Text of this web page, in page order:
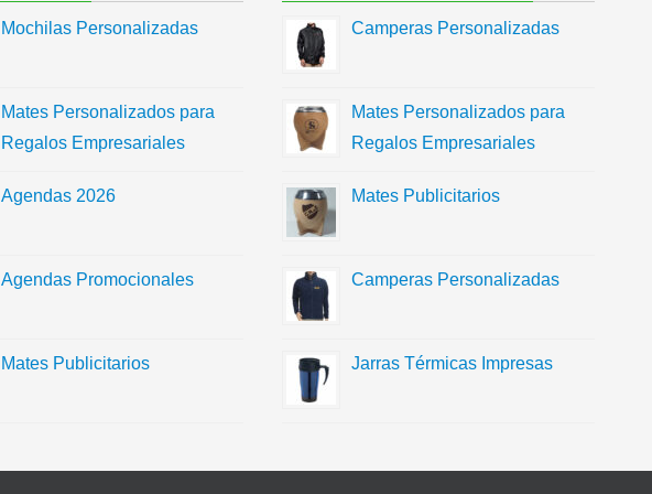
Mochilas Personalizadas
Mates Personalizados para
Regalos Empresariales
Agendas 2026
Agendas Promocionales
Mates Publicitarios
Camperas Personalizadas
Mates Personalizados para
Regalos Empresariales
Mates Publicitarios
Camperas Personalizadas
Jarras Térmicas Impresas